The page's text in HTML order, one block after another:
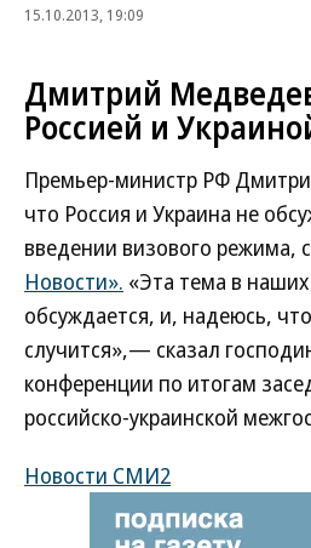
15.10.2013, 19:09
Дмитрий
Россией и
Премьер-министр РФ
что Россия и Украина не
введении визового режима,
Новости». «Эта тема в
обсуждается, и, надеюсь,
случится»,— сказал
конференции по итогам
российско-украинской
Новости СМИ2